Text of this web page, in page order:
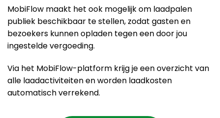
MobiFlow maakt het ook mogelijk om laadpalen
publiek beschikbaar te stellen, zodat gasten en
bezoekers kunnen opladen tegen een door jou
ingestelde vergoeding.
Via het MobiFlow-platform krijg je een overzicht van
alle laadactiviteiten en worden laadkosten
automatisch verrekend​.